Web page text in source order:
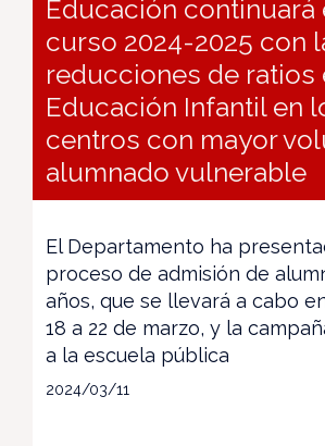
Educación continuará
curso 2024-2025 con
reducciones de ratios
Educación Infantil en
centros con mayor
alumnado vulnerable
El Departamento ha
proceso de admisión de
años, que se llevará a cabo
18 a 22 de marzo, y la
a la escuela pública
2024/03/11